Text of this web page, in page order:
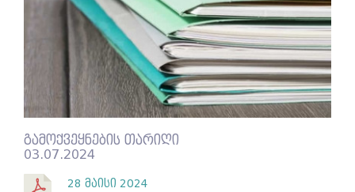
გამოქვეყნების თარიღი
03.07.2024
28 მაისი 2024